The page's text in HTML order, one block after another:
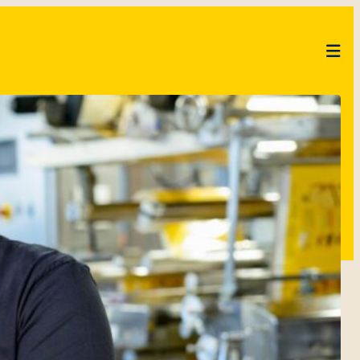
CODE OF CONDUCT
KUCHENMEISTER CAMPUS
LIEFERANTEN